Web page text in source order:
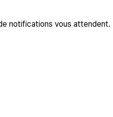
notifications vous attendent.